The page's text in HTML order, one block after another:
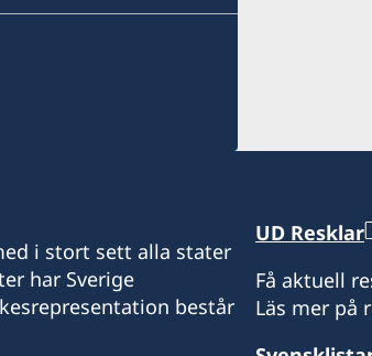
i stort sett alla stater
har Sverige
består
UD Resklar
Få aktuell
Läs mer på